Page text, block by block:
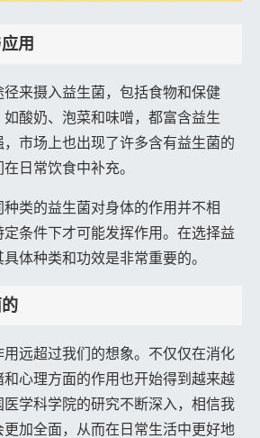
用
来摄入益生菌，包括食物和保健
酸奶、泡菜和味噌，都富含益生
市场上也出现了许多含有益生菌的
日常饮食中补充。
类的益生菌对身体的作用并不相
定条件下才可能发挥作用。在选择益
体种类和功效是非常重要的。
远超过我们的想象。不仅仅在消化
心理方面的作用也开始得到越来越
学科学院的研究不断深入，相信我
加全面，从而在日常生活中更好地